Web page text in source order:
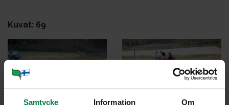
Samtycke Information Om
Kuvat: 69